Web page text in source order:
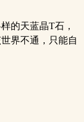
的天蓝晶T石，
界不通，只能自